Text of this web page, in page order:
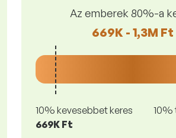
Az emberek 80%-a
669K - 1,3M Ft
10% kevesebbet keres
669K Ft
10%